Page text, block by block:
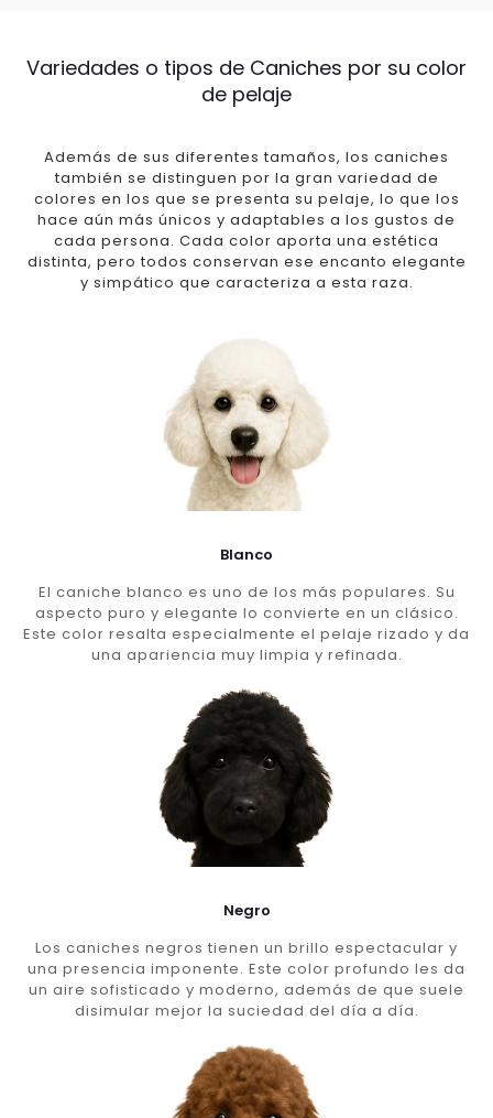
Variedades o tipos de Caniches por su color
de pelaje
Además de sus diferentes tamaños, los caniches
también se distinguen por la gran variedad de
colores en los que se presenta su pelaje, lo que los
hace aún más únicos y adaptables a los gustos de
cada persona. Cada color aporta una estética
distinta, pero todos conservan ese encanto elegante
y simpático que caracteriza a esta raza.
Blanco
El caniche blanco es uno de los más populares. Su
aspecto puro y elegante lo convierte en un clásico.
Este color resalta especialmente el pelaje rizado y da
una apariencia muy limpia y refinada.
Negro
Los caniches negros tienen un brillo espectacular y
una presencia imponente. Este color profundo les da
un aire sofisticado y moderno, además de que suele
disimular mejor la suciedad del día a día.